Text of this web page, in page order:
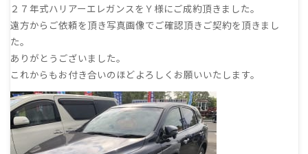
２７年式ハリアーエレガンスをＹ様にご成約頂きました。
遠方からご依頼を頂き写真画像でご確認頂きご契約を頂きまし
た。
ありがとうございました。
これからもお付き合いのほどよろしくお願いいたします。